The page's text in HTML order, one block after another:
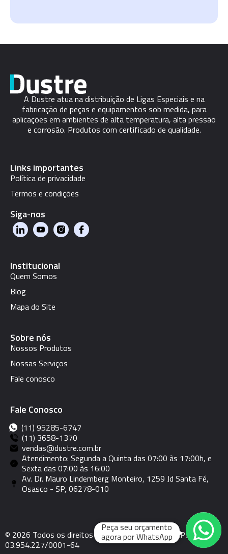
Peça seu orçamento
agora por WhatsApp
A Dustre atua na distribuição de Ligas Especiais e na
fabricação de peças e equipamentos sob medida, para
aplicações em ambientes de alta temperatura, alta pressão
e corrosão. Produtos com certificado de qualidade.
Links importantes
Política de privacidade
Termos e condições
Siga-nos
Institucional
Quem Somos
Blog
Mapa do Site
Sobre nós
Nossos Produtos
Nossas Serviços
Fale conosco
Fale Conosco
(11) 95285-6747
(11) 3658-1370
vendas@dustre.com.br
Atendimento: Segunda a Quinta das 07:00 às 17:00h, e
Sexta das 07:00 às 16:00
Av. Dr. Mauro Lindemberg Monteiro, 1259 Jd Santa Fé,
Osasco - SP, 06278-010
© 2026 Todos os direitos reservados | Dustre - CNPJ:
03.954.227/0001-64